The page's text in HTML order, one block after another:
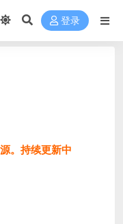
登录
。持续更新中